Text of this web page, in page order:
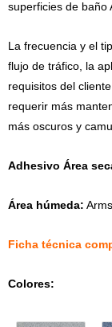
superficies de baño
La frecuencia y el
flujo de tráfico, la
requisitos del
requerir más
más oscuros y
Adhesivo Área
Área húmeda:
Ficha técnica
Colores: